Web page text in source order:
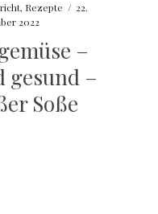
, Rezepte / 22.
2022
–
gesund –
Soße